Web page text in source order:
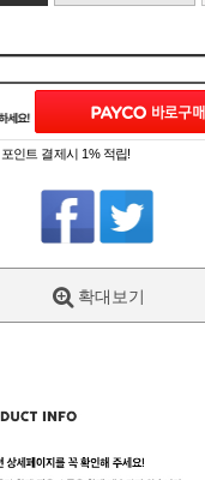
포인트 결제시 1% 적립!
확대보기